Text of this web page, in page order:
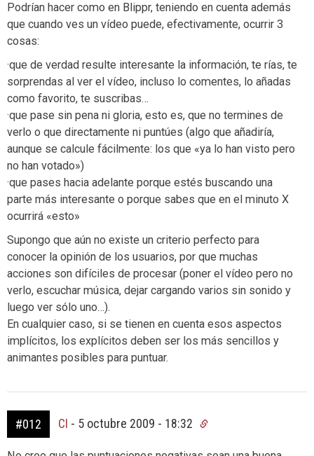
Podrían hacer como en Blippr, teniendo en cuenta además
que cuando ves un vídeo puede, efectivamente, ocurrir 3
cosas:
·que de verdad resulte interesante la información, te rías, te
sorprendas al ver el vídeo, incluso lo comentes, lo añadas
como favorito, te suscribas…
·que pase sin pena ni gloria, esto es, que no termines de
verlo o que directamente ni puntúes (algo que añadiría,
aunque se calcule fácilmente: los que «ya lo han visto pero
no han votado»)
·que pases hacia adelante porque estés buscando una
parte más interesante o porque sabes que en el minuto X
ocurrirá «esto»
Supongo que aún no existe un criterio perfecto para
conocer la opinión de los usuarios, por que muchas
acciones son difíciles de procesar (poner el vídeo pero no
verlo, escuchar música, dejar cargando varios sin sonido y
luego ver sólo uno…).
En cualquier caso, si se tienen en cuenta esos aspectos
implícitos, los explícitos deben ser los más sencillos y
animantes posibles para puntuar.
#012 CI - 5 octubre 2009 - 18:32